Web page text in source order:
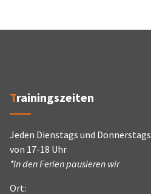
Trainingszeiten
Jeden Dienstags und Donnerstags
von 17-18 Uhr
*In den Ferien pausieren wir
Ort: